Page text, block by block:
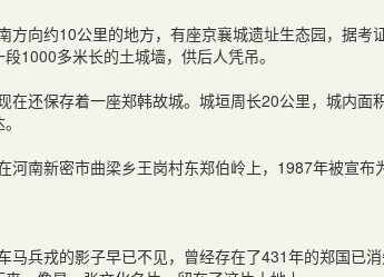
方向约10公里的地方，有座京襄城遗址生态园，据考
段1000多米长的土城墙，供后人凭吊。
在还保存着一座郑韩故城。城垣周长20公里，城内面
河南新密市曲梁乡王岗村东郑伯岭上， 1987年被宣布
马兵戎的影子早已不见，曾经存在了431年的郑国已